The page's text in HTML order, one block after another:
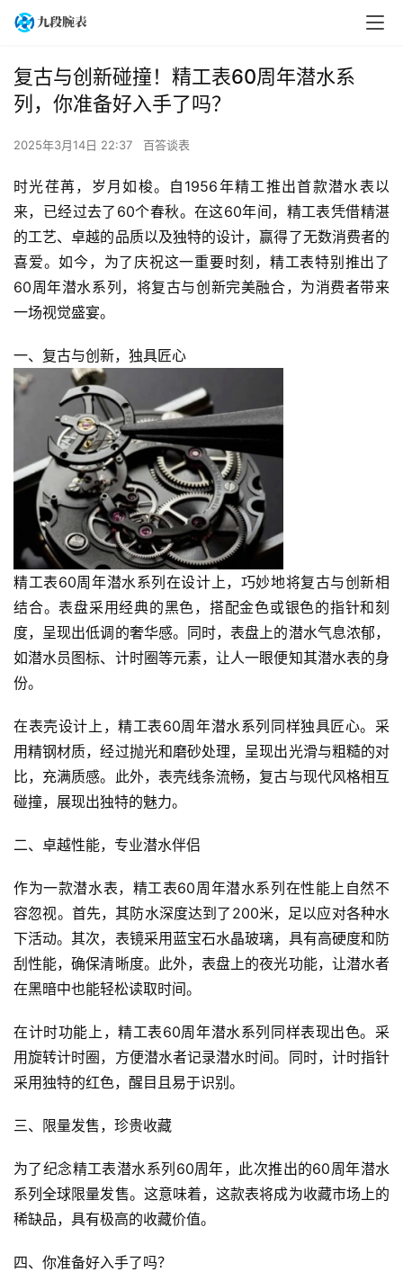
复古与创新碰撞！精工表60周年潜水系
列，你准备好入手了吗？
2025年3月14日 22:37 百答谈表
时光荏苒，岁月如梭。自1956年精工推出首款潜水表以
来，已经过去了60个春秋。在这60年间，精工表凭借精湛
的工艺、卓越的品质以及独特的设计，赢得了无数消费者的
喜爱。如今，为了庆祝这一重要时刻，精工表特别推出了
60周年潜水系列，将复古与创新完美融合，为消费者带来
一场视觉盛宴。
一、复古与创新，独具匠心
精工表60周年潜水系列在设计上，巧妙地将复古与创新相
结合。表盘采用经典的黑色，搭配金色或银色的指针和刻
度，呈现出低调的奢华感。同时，表盘上的潜水气息浓郁，
如潜水员图标、计时圈等元素，让人一眼便知其潜水表的身
份。
在表壳设计上，精工表60周年潜水系列同样独具匠心。采
用精钢材质，经过抛光和磨砂处理，呈现出光滑与粗糙的对
比，充满质感。此外，表壳线条流畅，复古与现代风格相互
碰撞，展现出独特的魅力。
二、卓越性能，专业潜水伴侣
作为一款潜水表，精工表60周年潜水系列在性能上自然不
容忽视。首先，其防水深度达到了200米，足以应对各种水
下活动。其次，表镜采用蓝宝石水晶玻璃，具有高硬度和防
刮性能，确保清晰度。此外，表盘上的夜光功能，让潜水者
在黑暗中也能轻松读取时间。
在计时功能上，精工表60周年潜水系列同样表现出色。采
用旋转计时圈，方便潜水者记录潜水时间。同时，计时指针
采用独特的红色，醒目且易于识别。
三、限量发售，珍贵收藏
为了纪念精工表潜水系列60周年，此次推出的60周年潜水
系列全球限量发售。这意味着，这款表将成为收藏市场上的
稀缺品，具有极高的收藏价值。
四、你准备好入手了吗？